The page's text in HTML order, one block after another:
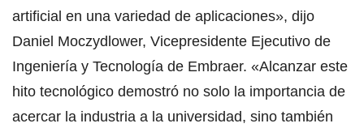
artificial en una variedad de aplicaciones», dijo
Daniel Moczydlower, Vicepresidente Ejecutivo de
Ingeniería y Tecnología de Embraer. «Alcanzar este
hito tecnológico demostró no solo la importancia de
acercar la industria a la universidad, sino también